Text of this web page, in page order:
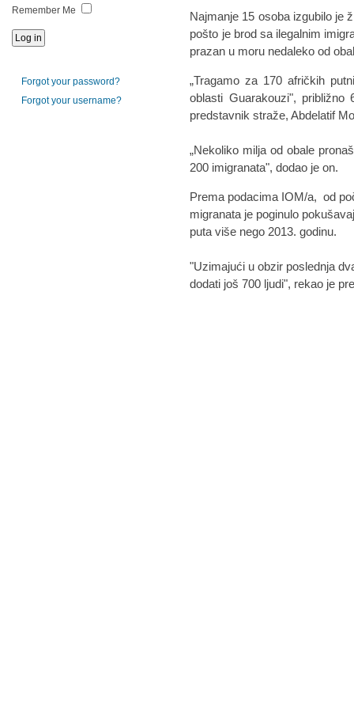
Najmanje 15 osoba izgubilo je
pošto je brod sa ilegalnim
prazan u moru nedaleko od
„Tragamo za 170 afričkih
oblasti Guarakouzi",
predstavnik straže, Abdelatif
„Nekoliko milja od obale
200 imigranata", dodao je on.
Prema podacima IOM/a, od
migranata je poginulo
puta više nego 2013. godinu.
"Uzimajući u obzir poslednja
dodati još 700 ljudi", rekao je
Remember Me
Forgot your password?
Forgot your username?